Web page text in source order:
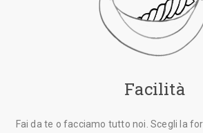
Facilità
Fai da te o facciamo tutto noi. Scegli la